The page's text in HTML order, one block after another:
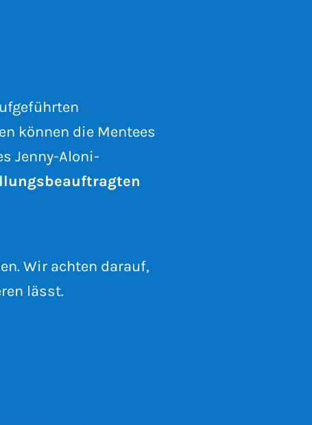
können die Mentees
Jenny-Aloni-
Wir achten darauf,
lässt.